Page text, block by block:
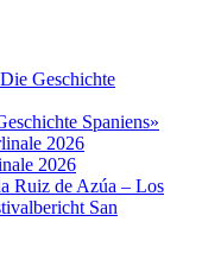
Geschichte
Spaniens»
2026
2026
Ruiz de Azúa – Los
San